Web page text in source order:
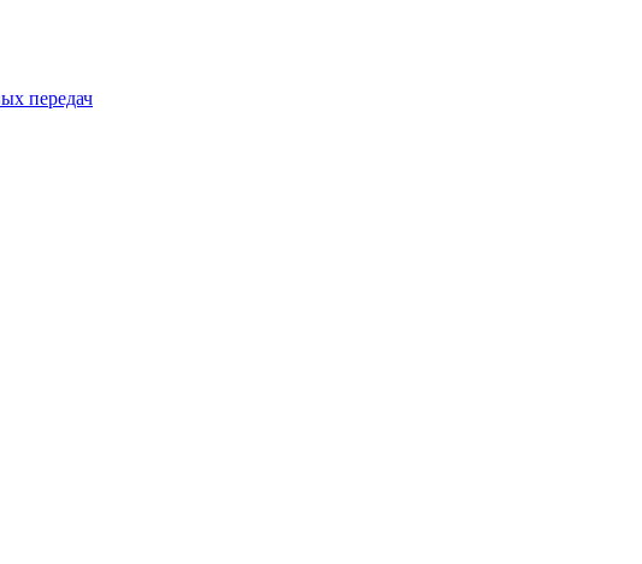
передач